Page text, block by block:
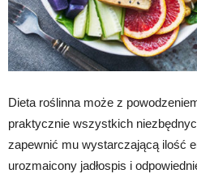
Dieta roślinna może z
praktycznie wszystkich
zapewnić mu wystarczającą ilość
urozmaicony jadłospis i